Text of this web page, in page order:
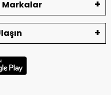
Markalar